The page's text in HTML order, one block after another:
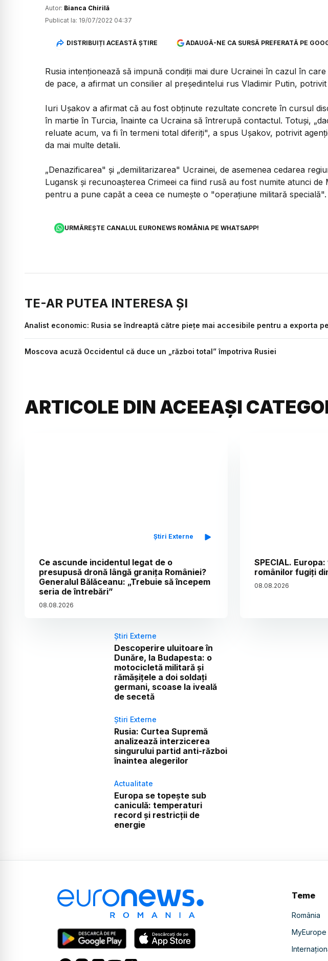
Autor: Bianca Chirilă
Publicat la: 19/07/2022 04:37
DISTRIBUIȚI ACEASTĂ ȘTIRE ADAUGĂ-NE CA SURSĂ PREFERATĂ PE
Rusia intenţionează să impună condiţii mai dure Ucrainei în cazul în
de pace, a afirmat un consilier al preşedintelui rus Vladimir Putin,
Iuri Uşakov a afirmat că au fost obţinute rezultate concrete în cursul
în martie în Turcia, înainte ca Ucraina să întrerupă contactul. Totuşi,
reluate acum, va fi în termeni total diferiţi", a spus Uşakov, potrivit
da mai multe detalii.
„Denazificarea" şi „demilitarizarea" Ucrainei, de asemenea cedarea
Lugansk şi recunoaşterea Crimeei ca fiind rusă au fost numite atunci de
pentru a pune capăt a ceea ce numeşte o "operaţiune militară specială".
URMĂREȘTE CANALUL EURONEWS ROMÂNIA PE WHATSAPP!
TE-AR PUTEA INTERESA ȘI
Analist economic: Rusia se îndreaptă către piețe mai accesibile pentru a exporta
Moscova acuză Occidentul că duce un „război total” împotriva Rusiei
ARTICOLE DIN ACEEAȘI
Știri Externe
Ce ascunde incidentul legat de o
presupusă dronă lângă granița României?
Generalul Bălăceanu: „Trebuie să începem
seria de întrebări”
08.08.2026
SPECIAL.
românilor fugiți
08.08.2026
Știri Externe
Descoperire uluitoare în
Dunăre, la Budapesta: o
motocicletă militară și
rămășițele a doi soldați
germani, scoase la iveală
de secetă
Știri Externe
Rusia: Curtea Supremă
analizează interzicerea
singurului partid anti-război
înaintea alegerilor
Actualitate
Europa se topește sub
caniculă: temperaturi
record și restricții de
energie
Teme
România
MyEurope